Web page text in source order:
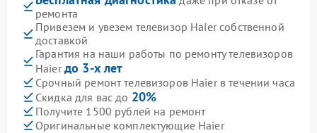
ремонта
Привезем и увезем телевизор Haier собственной
доставкой
Гарантия на наши работы по ремонту телевизоров
Haierдо 3-х лет
Срочный ремонт телевизоров Haier в течении часа
Скидка для вас до 20%
Получите 1500 рублей на ремонт
Оригинальные комплектующие Haier